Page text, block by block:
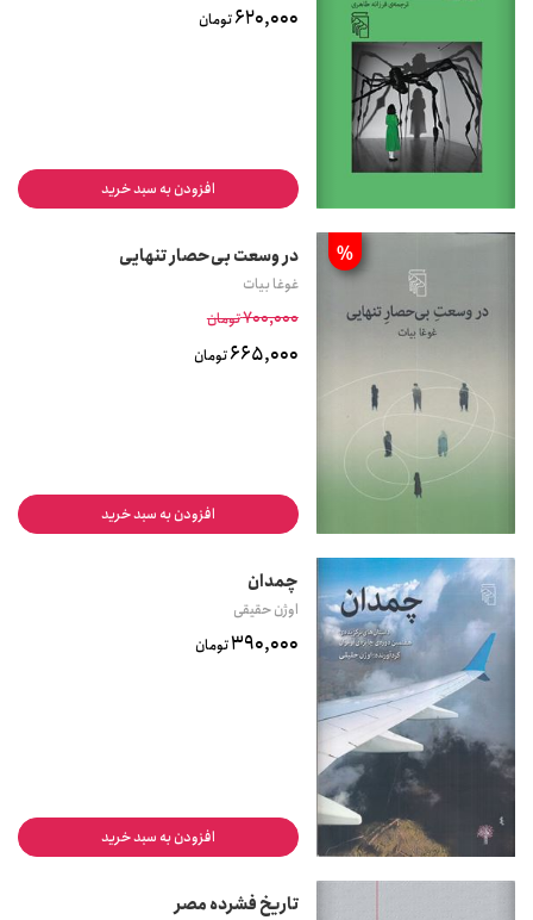
620,000تومان
افزودن به سبد خرید
% در وسعت بی‌حصار تنهایی
غوغا بیات
700,000تومان
665,000تومان
افزودن به سبد خرید
چمدان
اوژن حقیقی
390,000تومان
افزودن به سبد خرید
تاریخ فشرده مصر